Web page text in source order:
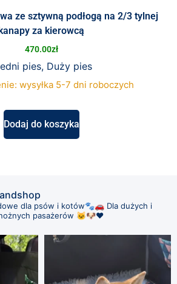
ze sztywną podłogą na 2/3 tylnej
za kierowcą
470.00zł
pies, Duży pies
wysyłka 5-7 dni roboczych
Dodaj do koszyka
dla psów i kotów🐾🚗 Dla dużych i
pasażerów 🐱🐶❤️